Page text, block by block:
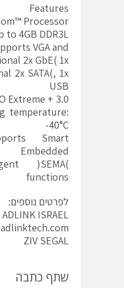
Features
Processor
to 4GB DDR3L
VGA and
2x GbE( 1x
2x SATA(, 1x
USB
3.0 + 2x USB 2.0, 8x GPIO Extreme
temperature:
-40°C
Smart
Embedded
)SEMA(
functions
לפרטים נוספים:
ADLINK ISRAEL
ZIV SEGAL
שתף כתבה